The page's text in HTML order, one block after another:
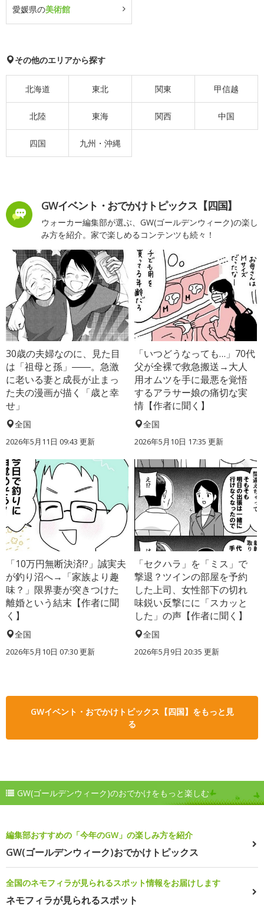
愛媛県の美術館
その他のエリアから探す
北海道 東北 関東 甲信越
北陸 東海 関西 中国
四国 九州・沖縄
GWイベント・おでかけトピックス【四国】
ウォーカー編集部が選ぶ、GW(ゴールデンウィーク)の楽し
み方を紹介。家で楽しめるコンテンツも続々！
30歳の夫婦なのに、見た目
は「祖母と孫」――。急激
に老いる妻と成長が止まっ
た夫の漫画が描く「歳と幸
せ」
全国
2026年5月11日 09:43 更新
「いつどうなっても…」70代
父が全裸で救急搬送→大人
用オムツを手に最悪を覚悟
するアラサー娘の痛切な実
情【作者に聞く】
全国
2026年5月10日 17:35 更新
「10万円無断決済!?」誠実夫
が釣り沼へ→「家族より趣
味？」限界妻が突きつけた
離婚という結末【作者に聞
く】
全国
2026年5月10日 07:30 更新
「セクハラ」を「ミス」で
撃退？ツインの部屋を予約
した上司、女性部下の切れ
味鋭い反撃にに「スカッと
した」の声【作者に聞く】
全国
2026年5月9日 20:35 更新
GWイベント・おでかけトピックス【四国】をもっと見
る
GW(ゴールデンウィーク)のおでかけをもっと楽しむ
編集部おすすめの「今年のGW」の楽しみ方を紹介
GW(ゴールデンウィーク)おでかけトピックス
全国のネモフィラが見られるスポット情報をお届けします
ネモフィラが見られるスポット